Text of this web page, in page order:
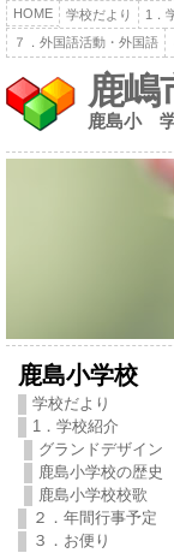
HOME 学校だより 1．
７．外国語活動・外国語
鹿嶋
鹿島小
鹿島小学校
学校だより
1．学校紹介
グランドデザイン
鹿島小学校の歴史
鹿島小学校校歌
２．年間行事予定
３．お便り